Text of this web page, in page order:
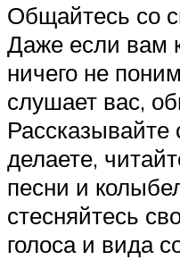
Общайтесь со
Даже если вам
ничего не
слушает вас,
Рассказывайте
делаете,
песни и
стесняйтесь
голоса и вида